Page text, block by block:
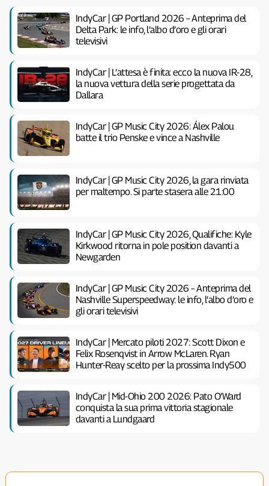
IndyCar | GP Portland 2026 – Anteprima del
Delta Park: le info, l’albo d’oro e gli orari
televisivi
IndyCar | L’attesa è finita: ecco la nuova IR-28,
la nuova vettura della serie progettata da
Dallara
IndyCar | GP Music City 2026: Álex Palou
batte il trio Penske e vince a Nashville
IndyCar | GP Music City 2026, la gara rinviata
per maltempo. Si parte stasera alle 21:00
IndyCar | GP Music City 2026, Qualifiche: Kyle
Kirkwood ritorna in pole position davanti a
Newgarden
IndyCar | GP Music City 2026 – Anteprima del
Nashville Superspeedway: le info, l’albo d’oro e
gli orari televisivi
IndyCar | Mercato piloti 2027: Scott Dixon e
Felix Rosenqvist in Arrow McLaren. Ryan
Hunter-Reay scelto per la prossima Indy500
IndyCar | Mid-Ohio 200 2026: Pato O’Ward
conquista la sua prima vittoria stagionale
davanti a Lundgaard